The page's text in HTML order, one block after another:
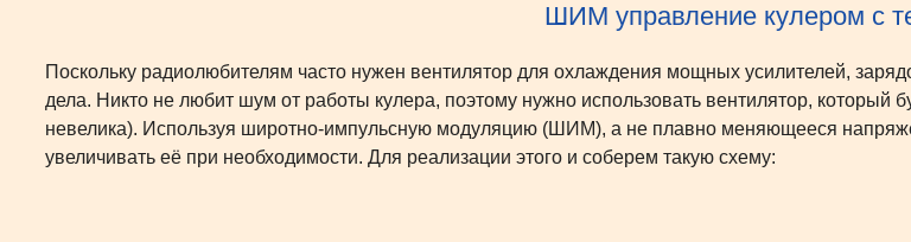
ШИМ управление кулером с
Поскольку радиолюбителям часто нужен вентилятор для охлаждения мощных усилителей,
дела. Никто не любит шум от работы кулера, поэтому нужно использовать вентилятор, который
невелика). Используя широтно-импульсную модуляцию (ШИМ), а не плавно меняющееся
увеличивать её при необходимости. Для реализации этого и соберем такую схему: